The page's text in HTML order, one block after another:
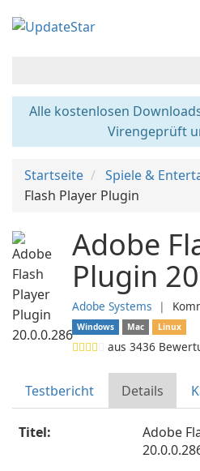
Alle kostenlosen
Virengeprüft
Startseite Spiele &
Flash Player Plugin
Adobe
Plugin
Adobe Systems ❘
Windows
Mac Linux
aus 3436
Testbericht Details
Titel:
Adobe